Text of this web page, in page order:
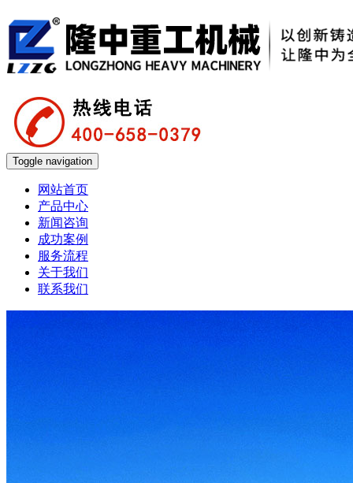
Toggle navigation
网站首页
产品中心
新闻咨询
成功案例
服务流程
关于我们
联系我们